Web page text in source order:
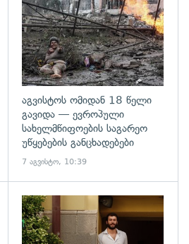
აგვისტოს ომიდან 18 წელი
გავიდა — ევროპული
სახელმწიფოების საგარეო
უწყებების განცხადებები
7 აგვისტო, 10:39